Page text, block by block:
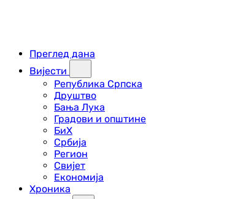
Преглед дана
Вијести
Република Српска
Друштво
Бања Лука
Градови и општине
БиХ
Србија
Регион
Свијет
Економија
Хроника